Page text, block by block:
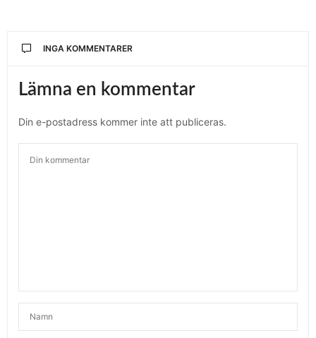
INGA KOMMENTARER
Lämna en kommentar
Din e-postadress kommer inte att publiceras.